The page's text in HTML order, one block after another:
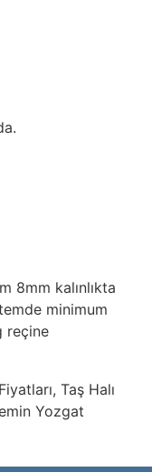
8mm kalınlıkta
minimum
reçine
, Taş Halı
Yozgat